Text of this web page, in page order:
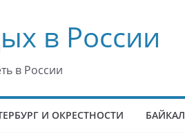
в России
в России
И ОКРЕСТНОСТИ БАЙКАЛ